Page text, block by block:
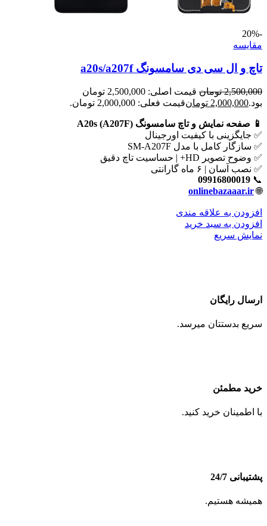
-20%
مقايسه
تاچ و ال سی دی سامسونگ a20s/a207f
2,500,000 تومان
قیمت اصلی: 2,500,000 تومان
بود.2,000,000 تومانقیمت فعلی: 2,000,000 تومان.
📱 صفحه نمایش و تاچ سامسونگ A20s (A207F)
✅ جایگزینی با کیفیت اورجینال
✅ سازگار کامل با مدل SM-A207F
✅ وضوح تصویر HD+ | حساسیت تاچ دقیق
✅ نصب آسان | ۶ ماه گارانتی
📞
09916800019
🌐
onlinebazaaar.ir
افزودن به علاقه مندی
افزودن به سبد خرید
نمایش سریع
ارسال رایگان
سریع بدستتان میرسد.
خرید مطمئن
با اطمینان خرید کنید.
پشتیبانی 24/7
همیشه هستیم.